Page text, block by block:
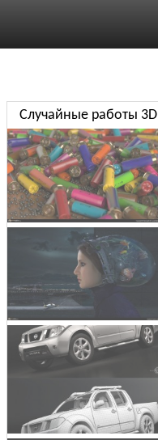
Случайные работы 3D